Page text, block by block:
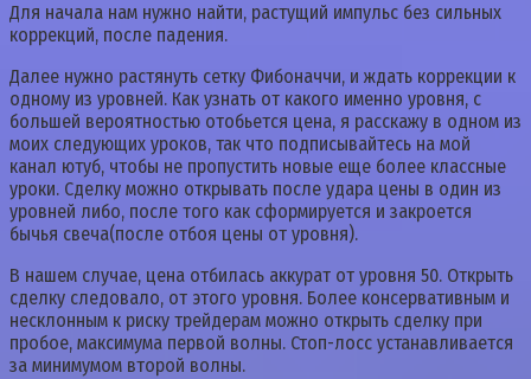
Для начала нам нужно найти, растущий импульс без сильных
коррекций, после падения.
Далее нужно растянуть сетку Фибоначчи, и ждать коррекции к
одному из уровней. Как узнать от какого именно уровня, с
большей вероятностью отобьется цена, я расскажу в одном из
моих следующих уроков, так что подписывайтесь на мой
канал ютуб, чтобы не пропустить новые еще более классные
уроки. Сделку можно открывать после удара цены в один из
уровней либо, после того как сформируется и закроется
бычья свеча(после отбоя цены от уровня).
В нашем случае, цена отбилась аккурат от уровня 50. Открыть
сделку следовало, от этого уровня. Более консервативным и
несклонным к риску трейдерам можно открыть сделку при
пробое, максимума первой волны. Стоп-лосс устанавливается
за минимумом второй волны.